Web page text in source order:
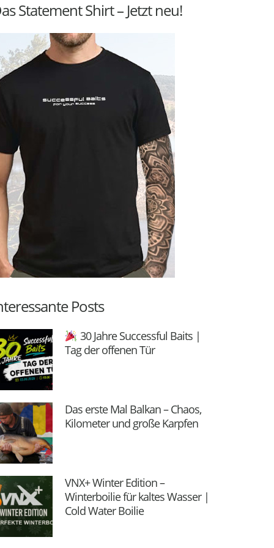
Statement Shirt – Jetzt neu!
Posts
30 Jahre Successful Baits |
Tag der offenen Tür
Das erste Mal Balkan – Chaos,
Kilometer und große Karpfen
VNX+ Winter Edition –
Winterboilie für kaltes Wasser |
Cold Water Boilie